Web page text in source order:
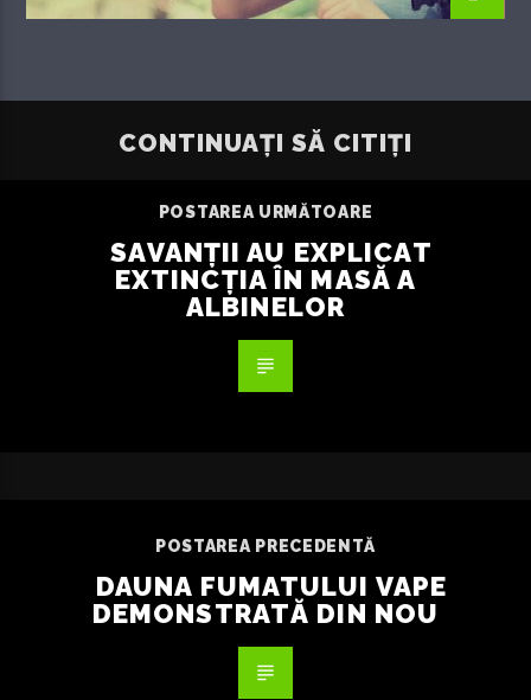
CONTINUAȚI SĂ CITIȚI
POSTAREA URMĂTOARE
SAVANȚII AU EXPLICAT
EXTINCȚIA ÎN MASĂ A
ALBINELOR
POSTAREA PRECEDENTĂ
DAUNA FUMATULUI VAPE
DEMONSTRATĂ DIN NOU